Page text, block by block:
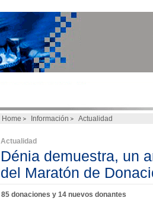
Home Información Actualidad
Actualidad
Dénia demuestra, un
del Maratón de
85 donaciones y 14 nuevos donantes